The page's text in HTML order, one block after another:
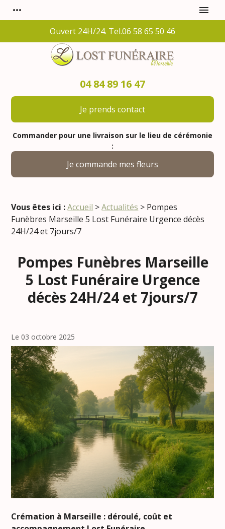
more_horiz menu
Ouvert 24H/24. Tel.06 58 65 50 46
04 84 89 16 47
Je prends contact
Commander pour une livraison sur le lieu de cérémonie
:
Je commande mes fleurs
Vous êtes ici : Accueil >Actualités > Pompes
Funèbres Marseille 5 Lost Funéraire Urgence décès
24H/24 et 7jours/7
Pompes Funèbres Marseille
5 Lost Funéraire Urgence
décès 24H/24 et 7jours/7
Le 03 octobre 2025
Crémation à Marseille : déroulé, coût et